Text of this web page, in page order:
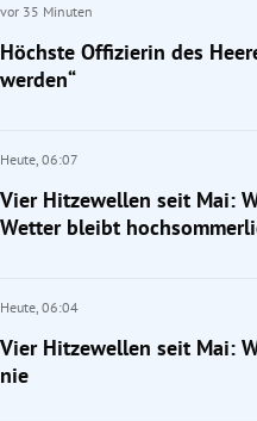
vor 35 Minuten
Höchste Offizierin des
werden“
Heute, 06:07
Vier Hitzewellen seit Mai:
Wetter bleibt
Heute, 06:04
Vier Hitzewellen seit Mai:
nie